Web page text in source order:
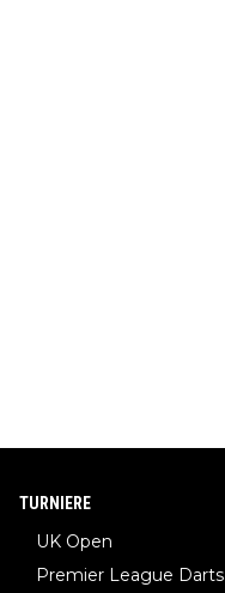
TURNIERE
UK Open
Premier League Darts